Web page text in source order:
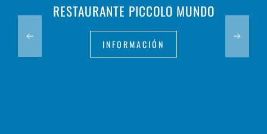
RESTAURANTE PICCOLO MUNDO
INFORMACIÓN